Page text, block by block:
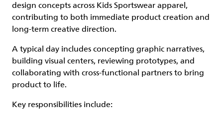
design concepts across Kids Sportswear apparel,
contributing to both immediate product creation and
long-term creative direction.
A typical day includes concepting graphic narratives,
building visual centers, reviewing prototypes, and
collaborating with cross-functional partners to bring
product to life.
Key responsibilities include: